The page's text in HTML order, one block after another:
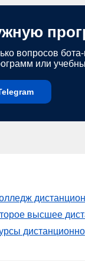
вопросов
или
высшее
дистанционно